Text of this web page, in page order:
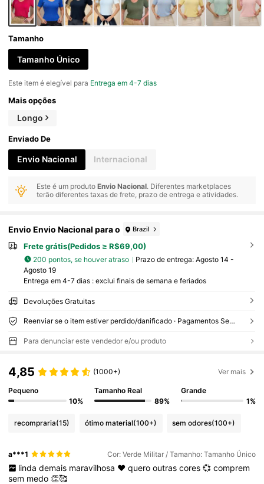
Tamanho
Tamanho Único
Este item é elegível para Entrega em 4-7 dias
Mais opções
Longo
Enviado De
Envio Nacional Internacional
Este é um produtoEnvio Nacional. Diferentes marketplaces
terão diferentes taxas de frete, prazo de entrega e atividades.
Envio Envio Nacional para o Brazil
Frete grátis(Pedidos ≥ R$69,00)
200 pontos, se houver atraso Prazo de entrega: Agosto 14 -
Agosto 19
Entrega em 4-7 dias : exclui finais de semana e feriados
Devoluções Gratuitas
Reenviar se o item estiver perdido/danificado · Pagamentos Seguros · Proteção de privacidade
Para denunciar este vendedor e/ou produto
4,85 (1000+) Ver mais
Pequeno
10%
Tamanho Real
89%
Grande
1%
recompraria(15) ótimo material(100+) sem odores(100+)
a***1 Cor: Verde Militar / Tamanho: Tamanho Único
linda demais maravilhosa ❤️ quero outras cores 💞 comprem
sem medo👏🥰